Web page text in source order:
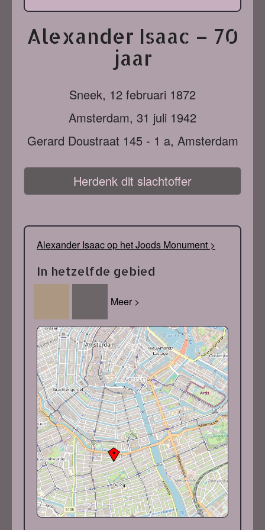
Alexander Isaac – 70
jaar
Sneek, 12 februari 1872
Amsterdam, 31 juli 1942
Gerard Doustraat 145 - 1 a, Amsterdam
Herdenk dit slachtoffer
Alexander Isaac op het Joods Monument >
In hetzelfde gebied
Meer >